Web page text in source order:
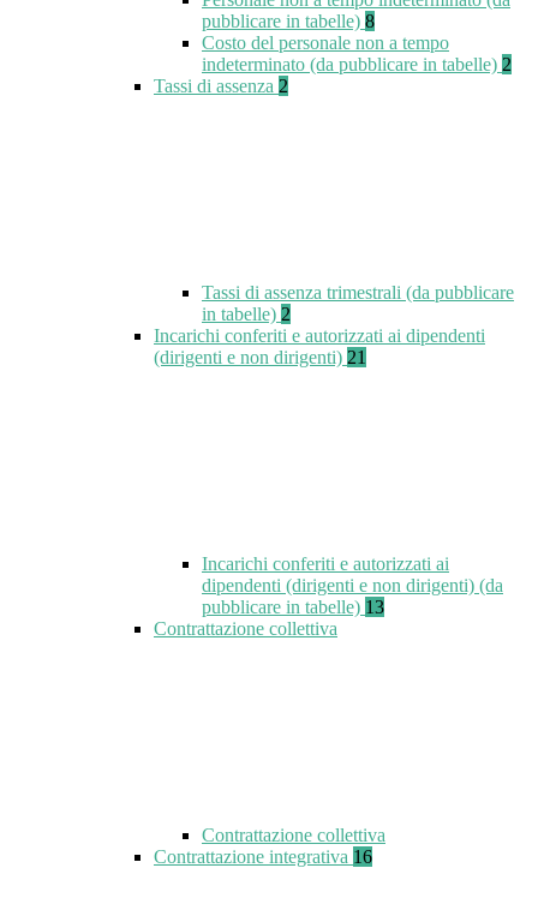
pubblicare in tabelle) 8
Costo del personale non a tempo
indeterminato (da pubblicare in tabelle) 2
Tassi di assenza 2
Tassi di assenza trimestrali (da pubblicare
in tabelle) 2
Incarichi conferiti e autorizzati ai dipendenti
(dirigenti e non dirigenti) 21
Incarichi conferiti e autorizzati ai
dipendenti (dirigenti e non dirigenti) (da
pubblicare in tabelle) 13
Contrattazione collettiva
Contrattazione collettiva
Contrattazione integrativa 16